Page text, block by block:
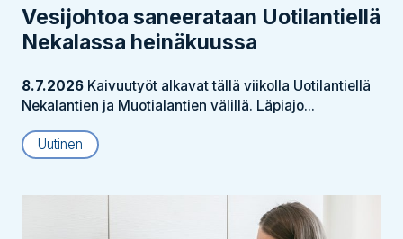
Vesijohtoa saneerataan Uotilantiellä
Nekalassa heinäkuussa
8.7.2026 Kaivuutyöt alkavat tällä viikolla Uotilantiellä
Nekalantien ja Muotialantien välillä. Läpiajo...
Uutinen